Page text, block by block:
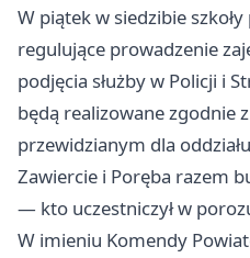
W piątek w siedzibie
regulujące prowadzenie
podjęcia służby w Policji i
będą realizowane zgodnie
przewidzianym dla
Zawiercie i Poręba razem
— kto uczestniczył w
W imieniu Komendy